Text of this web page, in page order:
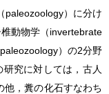
paleozoology）に分け
動物学（invertebrate
）の2分野
究に対しては，古人
他，糞の化石すなわち